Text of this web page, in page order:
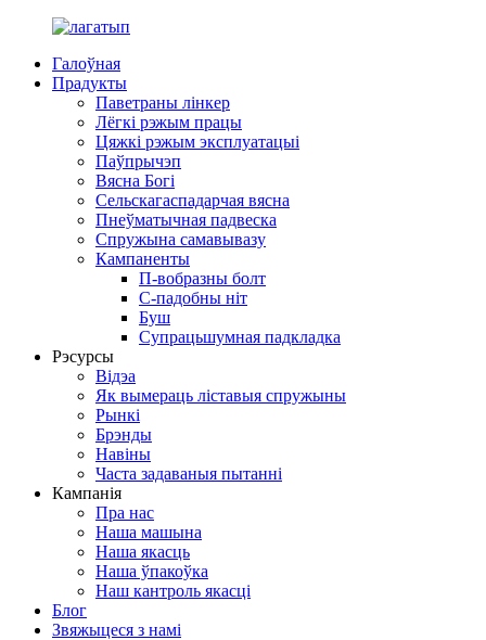
Галоўная
Прадукты
Паветраны лінкер
Лёгкі рэжым працы
Цяжкі рэжым эксплуатацыі
Паўпрычэп
Вясна Богі
Сельскагаспадарчая вясна
Пнеўматычная падвеска
Спружына самавывазу
Кампаненты
П-вобразны болт
С-падобны ніт
Буш
Супрацьшумная падкладка
Рэсурсы
Відэа
Як вымераць ліставыя спружыны
Рынкі
Брэнды
Навіны
Часта задаваныя пытанні
Кампанія
Пра нас
Наша машына
Наша якасць
Наша ўпакоўка
Наш кантроль якасці
Блог
Звяжыцеся з намі